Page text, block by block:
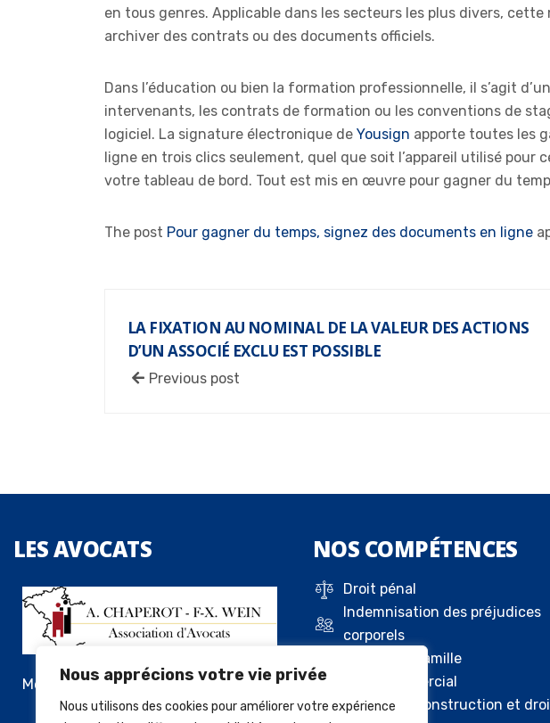
Nous apprécions votre vie privée
Nous utilisons des cookies pour améliorer votre expérience
en tous genres. Applicable dans les secteurs les plus divers,
archiver des contrats ou des documents officiels.
Dans l’éducation ou bien la formation professionnelle, il s’agit
intervenants, les contrats de formation ou les conventions de
logiciel. La signature électronique de Yousign apporte toutes les
ligne en trois clics seulement, quel que soit l’appareil utilisé
votre tableau de bord. Tout est mis en œuvre pour gagner du
The post Pour gagner du temps, signez des documents en ligne
LA FIXATION AU NOMINAL DE LA VALEUR DES ACTIONS
D’UN ASSOCIÉ EXCLU EST POSSIBLE
Previous post
LESAVOCATS
Me Alexandre Chaperot
NOS COMPÉTENCES
Droit pénal
Indemnisation des préjudices
corporels
Droit de la famille
Droit commercial
Droit de la construction et